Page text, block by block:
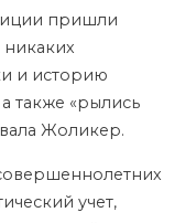
пришли
и историю
также «рылись
Жоликер.
учет,